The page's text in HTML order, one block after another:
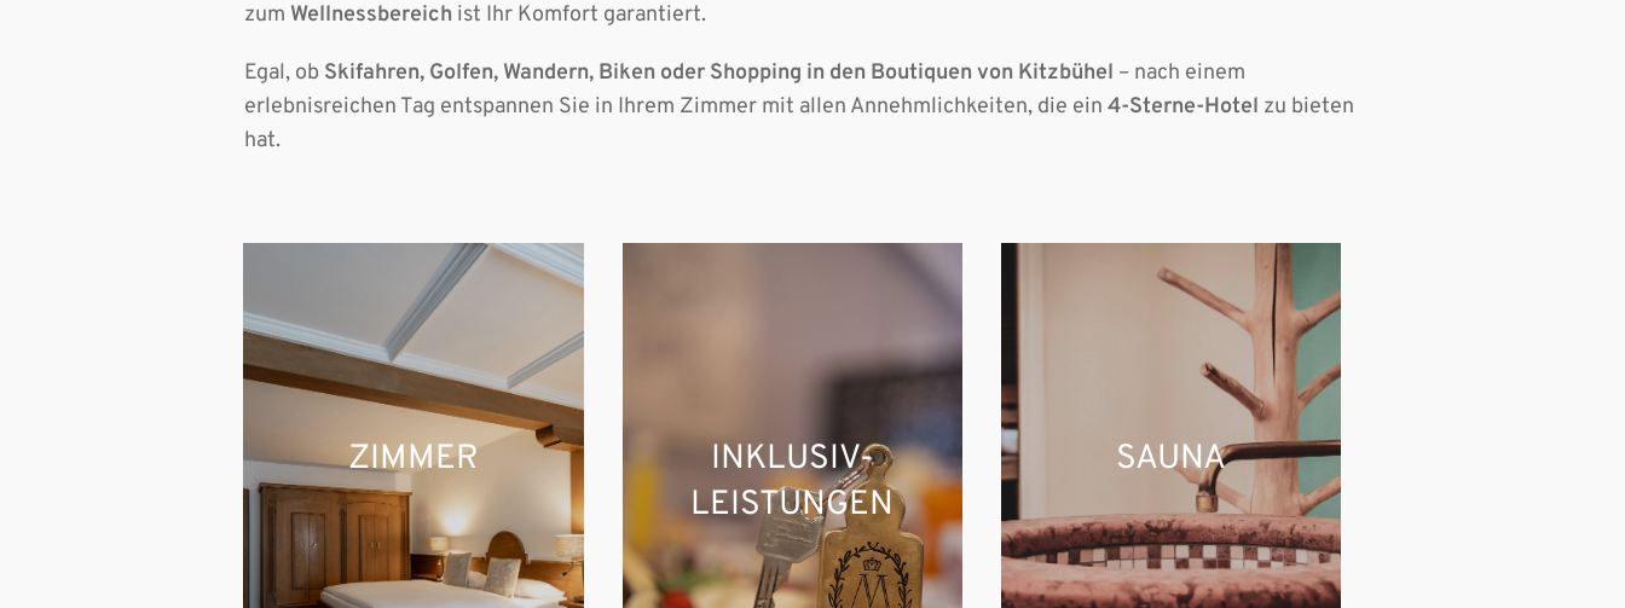
zum Wellnessbereich ist Ihr Komfort garantiert.
Egal, ob Skifahren, Golfen, Wandern, Biken oder Shopping in den Boutiquen von Kitzbühel – nach einem
erlebnisreichen Tag entspannen Sie in Ihrem Zimmer mit allen Annehmlichkeiten, die ein 4-Sterne-Hotel zu bieten
hat.
ZIMMER
INKLUSIV-
LEISTUNGEN
SAUNA